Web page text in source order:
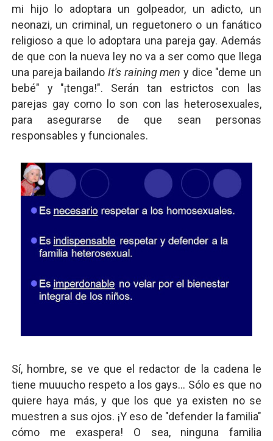
mi hijo lo adoptara un golpeador, un adicto, un
neonazi, un criminal, un reguetonero o un fanático
religioso a que lo adoptara una pareja gay. Además
de que con la nueva ley no va a ser como que llega
una pareja bailando It's raining men y dice "deme un
bebé" y "¡tenga!". Serán tan estrictos con las
parejas gay como lo son con las heterosexuales,
para asegurarse de que sean personas
responsables y funcionales.
Sí, hombre, se ve que el redactor de la cadena le
tiene muuucho respeto a los gays... Sólo es que no
quiere haya más, y que los que ya existen no se
muestren a sus ojos. ¡Y eso de "defender la familia"
cómo me exaspera! O sea, ninguna familia